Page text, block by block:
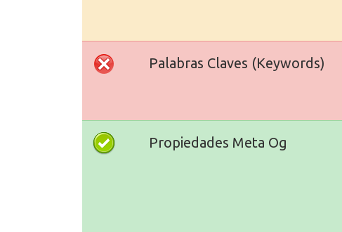
Palabras Claves (Keywords)
Propiedades Meta Og